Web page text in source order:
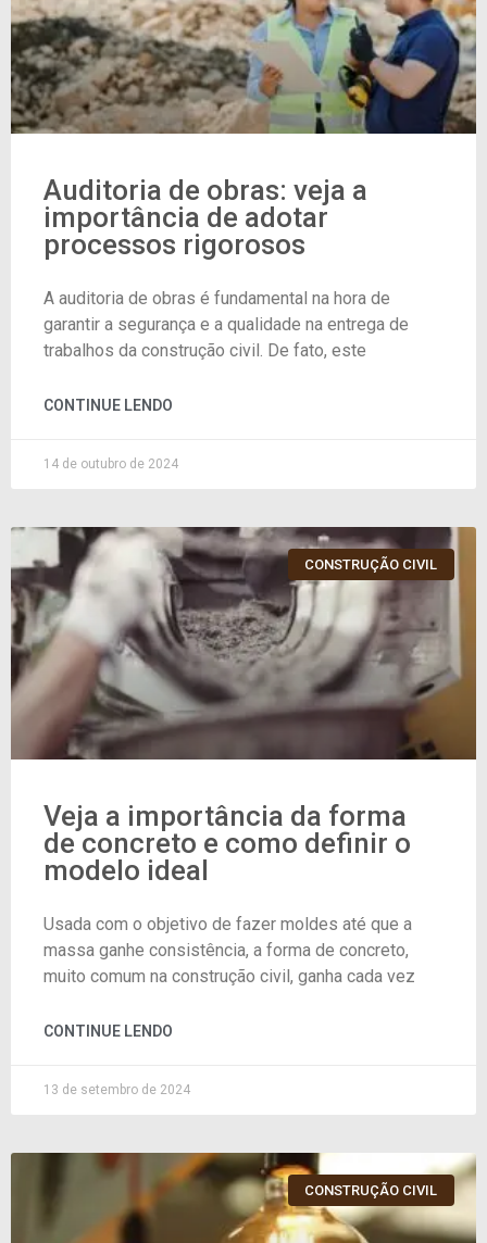
Auditoria de obras: veja a
importância de adotar
processos rigorosos
A auditoria de obras é fundamental na hora de
garantir a segurança e a qualidade na entrega de
trabalhos da construção civil. De fato, este
CONTINUE LENDO
14 de outubro de 2024
CONSTRUÇÃO CIVIL
Veja a importância da forma
de concreto e como definir o
modelo ideal
Usada com o objetivo de fazer moldes até que a
massa ganhe consistência, a forma de concreto,
muito comum na construção civil, ganha cada vez
CONTINUE LENDO
13 de setembro de 2024
CONSTRUÇÃO CIVIL